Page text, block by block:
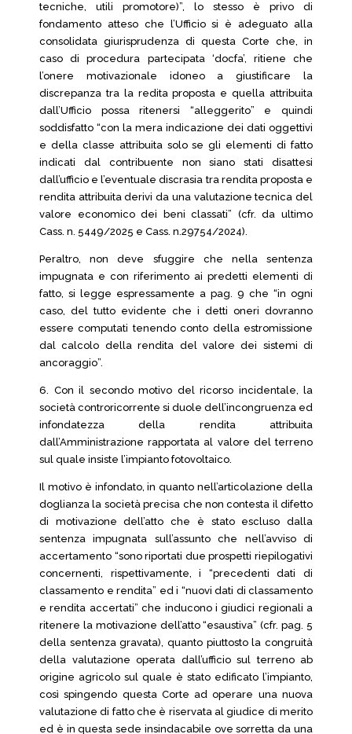
tecniche, utili promotore)”, lo stesso è privo di
fondamento atteso che l’Ufficio si è adeguato alla
consolidata giurisprudenza di questa Corte che, in
caso di procedura partecipata ‘docfa’, ritiene che
l’onere motivazionale idoneo a giustificare la
discrepanza tra la redita proposta e quella attribuita
dall’Ufficio possa ritenersi “alleggerito” e quindi
soddisfatto “con la mera indicazione dei dati oggettivi
e della classe attribuita solo se gli elementi di fatto
indicati dal contribuente non siano stati disattesi
dall’ufficio e l’eventuale discrasia tra rendita proposta e
rendita attribuita derivi da una valutazione tecnica del
valore economico dei beni classati” (cfr. da ultimo
Cass. n. 5449/2025 e Cass. n.29754/2024).
Peraltro, non deve sfuggire che nella sentenza
impugnata e con riferimento ai predetti elementi di
fatto, si legge espressamente a pag. 9 che “in ogni
caso, del tutto evidente che i detti oneri dovranno
essere computati tenendo conto della estromissione
dal calcolo della rendita del valore dei sistemi di
ancoraggio”.
6. Con il secondo motivo del ricorso incidentale, la
società controricorrente si duole dell’incongruenza ed
infondatezza della rendita attribuita
dall’Amministrazione rapportata al valore del terreno
sul quale insiste l’impianto fotovoltaico.
Il motivo è infondato, in quanto nell’articolazione della
doglianza la società precisa che non contesta il difetto
di motivazione dell’atto che è stato escluso dalla
sentenza impugnata sull’assunto che nell’avviso di
accertamento “sono riportati due prospetti riepilogativi
concernenti, rispettivamente, i “precedenti dati di
classamento e rendita” ed i “nuovi dati di classamento
e rendita accertati” che inducono i giudici regionali a
ritenere la motivazione dell’atto “esaustiva” (cfr. pag. 5
della sentenza gravata), quanto piuttosto la congruità
della valutazione operata dall’ufficio sul terreno ab
origine agricolo sul quale è stato edificato l’impianto,
così spingendo questa Corte ad operare una nuova
valutazione di fatto che è riservata al giudice di merito
ed è in questa sede insindacabile ove sorretta da una